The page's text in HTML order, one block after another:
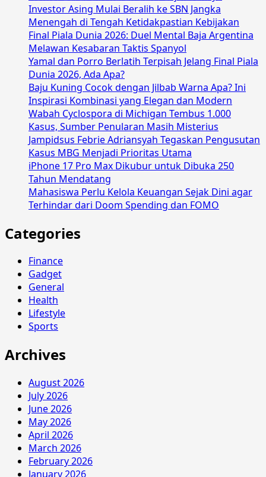
Investor Asing Mulai Beralih ke SBN Jangka
Menengah di Tengah Ketidakpastian Kebijakan
Final Piala Dunia 2026: Duel Mental Baja Argentina
Melawan Kesabaran Taktis Spanyol
Yamal dan Porro Berlatih Terpisah Jelang Final Piala
Dunia 2026, Ada Apa?
Baju Kuning Cocok dengan Jilbab Warna Apa? Ini
Inspirasi Kombinasi yang Elegan dan Modern
Wabah Cyclospora di Michigan Tembus 1.000
Kasus, Sumber Penularan Masih Misterius
Jampidsus Febrie Adriansyah Tegaskan Pengusutan
Kasus MBG Menjadi Prioritas Utama
iPhone 17 Pro Max Dikubur untuk Dibuka 250
Tahun Mendatang
Mahasiswa Perlu Kelola Keuangan Sejak Dini agar
Terhindar dari Doom Spending dan FOMO
Categories
Finance
Gadget
General
Health
Lifestyle
Sports
Archives
August 2026
July 2026
June 2026
May 2026
April 2026
March 2026
February 2026
January 2026